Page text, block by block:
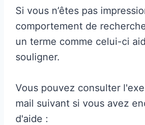
Si vous n’êtes pas
comportement de
un terme comme celui-ci
souligner.
Vous pouvez consulter
mail suivant si vous avez
d'aide :